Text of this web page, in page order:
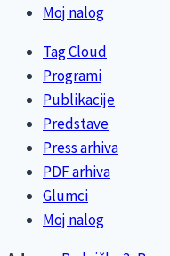
Moj nalog
Tag Cloud
Programi
Publikacije
Predstave
Press arhiva
PDF arhiva
Glumci
Moj nalog